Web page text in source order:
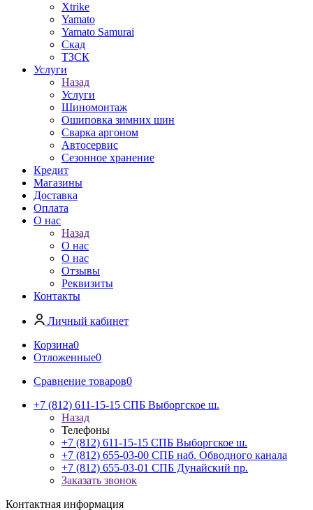
Xtrike
Yamato
Yamato Samurai
Скад
ТЗСК
Услуги
Назад
Услуги
Шиномонтаж
Ошиповка зимних шин
Сварка аргоном
Автосервис
Сезонное хранение
Кредит
Магазины
Доставка
Оплата
О нас
Назад
О нас
О нас
Отзывы
Реквизиты
Контакты
Личный кабинет
Корзина0
Отложенные0
Сравнение товаров0
+7 (812) 611-15-15 СПБ Выборгское ш.
Назад
Телефоны
+7 (812) 611-15-15 СПБ Выборгское ш.
+7 (812) 655-03-00 СПБ наб. Обводного канала
+7 (812) 655-03-01 СПБ Дунайский пр.
Заказать звонок
Контактная информация